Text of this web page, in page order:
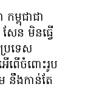
ម្ពុជា​ជា​
ែន មិន​ធ្វើ​
រទេស​
ើ​ចំពោះ​រូប​
នឹង​កាន់​​តែ​